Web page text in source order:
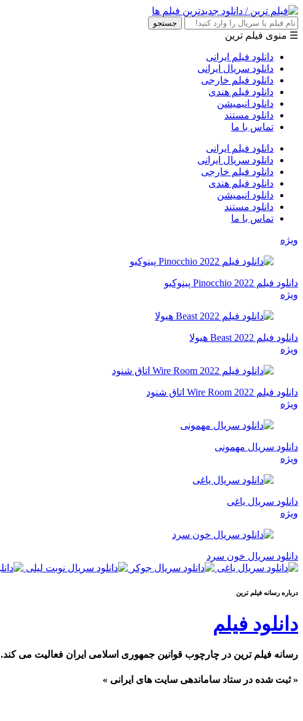
جستجو
☰ منوی فیلم ترین
دانلود فیلم ایرانی
دانلود سریال ایرانی
دانلود فیلم خارجی
دانلود فیلم هندی
دانلود انیمیشن
دانلود مستند
تماس با ما
دانلود فیلم ایرانی
دانلود سریال ایرانی
دانلود فیلم خارجی
دانلود فیلم هندی
دانلود انیمیشن
دانلود مستند
تماس با ما
ویژه
دانلود فیلم Pinocchio 2022 پینوکیو
ویژه
دانلود فیلم Beast 2022 هیولا
ویژه
دانلود فیلم Wire Room 2022 اتاق شنود
ویژه
دانلود سریال مهمونی
ویژه
دانلود سریال یاغی
ویژه
دانلود سریال خون سرد
درباره رسانه فيلم ترين
دانلود فیلم
رسانه فیلم ترین در چارچوب قوانین جمهوری اسلامی ایران فعالیت می کند.
« ثبت شده در ستاد ساماندهی سایت های ایرانی »